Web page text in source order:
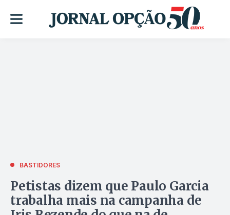
BASTIDORES
Petistas dizem que Paulo Garcia
trabalha mais na campanha de